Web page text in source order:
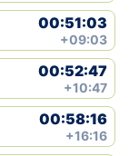
00:51:03
+09:03
00:52:47
+10:47
00:58:16
+16:16